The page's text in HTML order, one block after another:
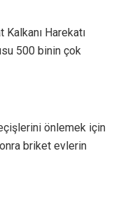
Harekatı
500 binin çok
önlemek için
briket evlerin